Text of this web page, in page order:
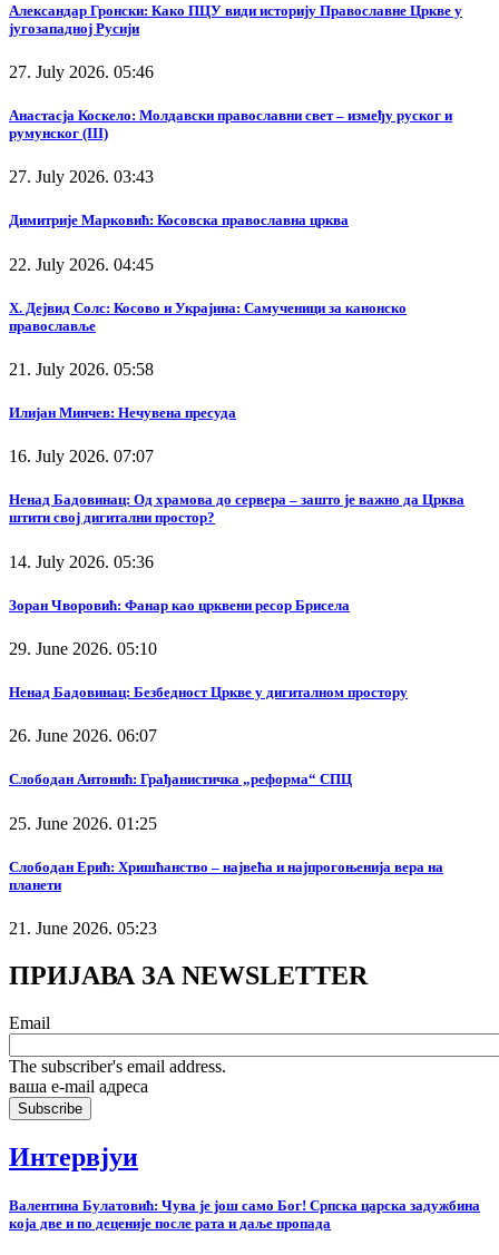
Александар Гронски: Како ПЦУ види историју Православне Цркве у
југозападној Русији
27. July 2026. 05:46
Анастасја Коскело: Молдавски православни свет – између руског и
румунског (III)
27. July 2026. 03:43
Димитрије Марковић: Косовска православна црква
22. July 2026. 04:45
Х. Дејвид Солс: Косово и Украјина: Самученици за канонско
православље
21. July 2026. 05:58
Илијан Минчев: Нечувена пресуда
16. July 2026. 07:07
Ненад Бадовинац: Од храмова до сервера – зашто је важно да Црква
штити свој дигитални простор?
14. July 2026. 05:36
Зоран Чворовић: Фанар као црквени ресор Брисела
29. June 2026. 05:10
Ненад Бадовинац: Безбедност Цркве у дигиталном простору
26. June 2026. 06:07
Слободан Антонић: Грађанистичка „реформа“ СПЦ
25. June 2026. 01:25
Слободан Ерић: Хришћанство – највећа и најпрогоњенија вера на
планети
21. June 2026. 05:23
ПРИЈАВА ЗА NEWSLETTER
Email
The subscriber's email address.
ваша е-mail адреса
Интервјуи
Валентина Булатовић: Чува је још само Бог! Српска царска задужбина
која две и по деценије после рата и даље пропада